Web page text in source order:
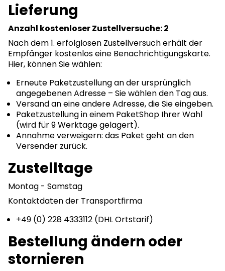
Lieferung
Anzahl kostenloser Zustellversuche: 2
Nach dem 1. erfolglosen Zustellversuch erhält der
Empfänger kostenlos eine Benachrichtigungskarte.
Hier, können Sie wählen:
Erneute Paketzustellung an der ursprünglich
angegebenen Adresse – Sie wählen den Tag aus.
Versand an eine andere Adresse, die Sie eingeben.
Paketzustellung in einem PaketShop Ihrer Wahl
(wird für 9 Werktage gelagert).
Annahme verweigern: das Paket geht an den
Versender zurück.
Zustelltage
Montag - Samstag
Kontaktdaten der Transportfirma
+49 (0) 228 4333112 (DHL Ortstarif)
Bestellung ändern oder
stornieren